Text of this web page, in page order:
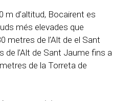
m d’altitud, Bocairent es
més elevades que
metres de l’Alt de el Sant
de l’Alt de Sant Jaume fins a
de la Torreta de